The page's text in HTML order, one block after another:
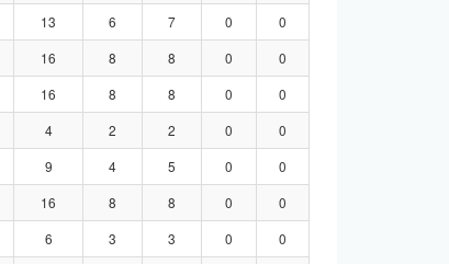
13 6 7 0
0
16 8 8 0
0
16 8 8 0
0
4 2 2 0
0
9 4 5 0
0
16 8 8 0
0
6 3 3 0
0